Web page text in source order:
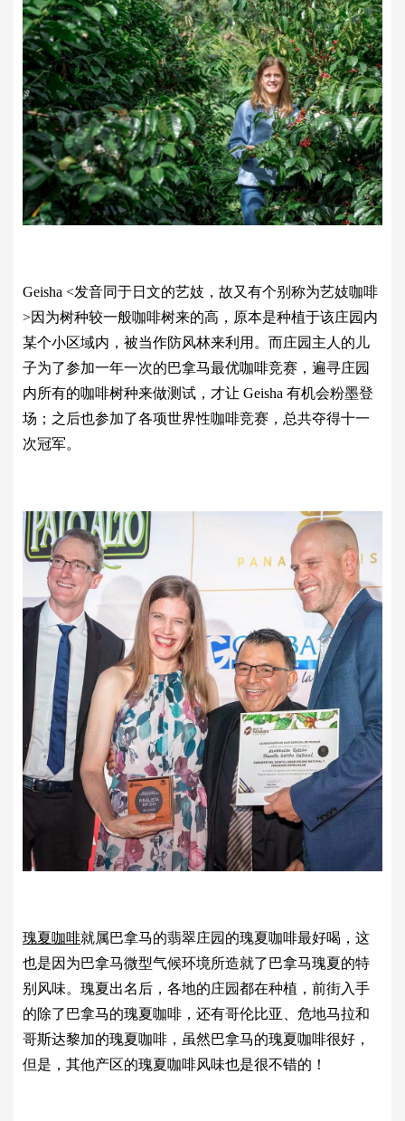
Geisha <发音同于日文的艺妓，故又有个别称为艺妓咖啡
>因为树种较一般咖啡树来的高，原本是种植于该庄园内
某个小区域内，被当作防风林来利用。而庄园主人的儿
子为了参加一年一次的巴拿马最优咖啡竞赛，遍寻庄园
内所有的咖啡树种来做测试，才让 Geisha 有机会粉墨登
场；之后也参加了各项世界性咖啡竞赛，总共夺得十一
次冠军。
瑰夏咖啡就属巴拿马的翡翠庄园的瑰夏咖啡最好喝，这
也是因为巴拿马微型气候环境所造就了巴拿马瑰夏的特
别风味。瑰夏出名后，各地的庄园都在种植，前街入手
的除了巴拿马的瑰夏咖啡，还有哥伦比亚、危地马拉和
哥斯达黎加的瑰夏咖啡，虽然巴拿马的瑰夏咖啡很好，
但是，其他产区的瑰夏咖啡风味也是很不错的！